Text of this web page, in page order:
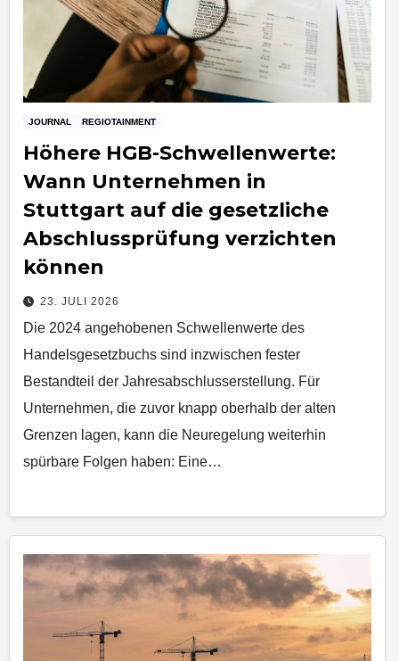
JOURNAL REGIOTAINMENT
Höhere HGB-Schwellenwerte:
Wann Unternehmen in
Stuttgart auf die gesetzliche
Abschlussprüfung verzichten
können
23. JULI 2026
Die 2024 angehobenen Schwellenwerte des
Handelsgesetzbuchs sind inzwischen fester
Bestandteil der Jahresabschlusserstellung. Für
Unternehmen, die zuvor knapp oberhalb der alten
Grenzen lagen, kann die Neuregelung weiterhin
spürbare Folgen haben: Eine…